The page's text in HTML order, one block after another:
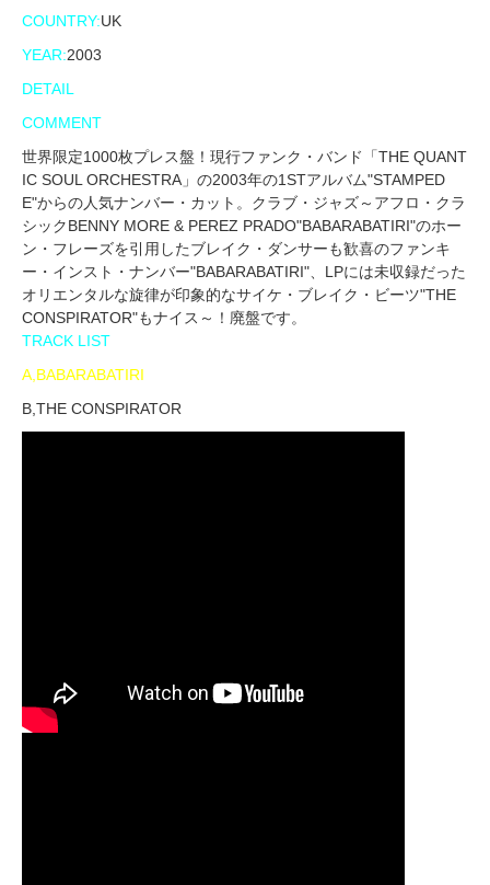
COUNTRY:UK
YEAR:2003
DETAIL
COMMENT
世界限定1000枚プレス盤！現行ファンク・バンド「THE QUANT
IC SOUL ORCHESTRA」の2003年の1STアルバム"STAMPED
E"からの人気ナンバー・カット。クラブ・ジャズ～アフロ・クラ
シックBENNY MORE & PEREZ PRADO"BABARABATIRI"のホー
ン・フレーズを引用したブレイク・ダンサーも歓喜のファンキ
ー・インスト・ナンバー"BABARABATIRI"、LPには未収録だった
オリエンタルな旋律が印象的なサイケ・ブレイク・ビーツ"THE
CONSPIRATOR"もナイス～！廃盤です。
TRACK LIST
A,BABARABATIRI
B,THE CONSPIRATOR